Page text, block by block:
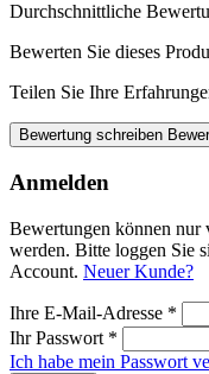
Durchschnittliche
Bewerten Sie dieses
Teilen Sie Ihre
Bewertung schreiben
Anmelden
Bewertungen können nur
werden. Bitte loggen Sie
Account. Neuer Kunde?
Ihre E-Mail-Adresse *
Ihr Passwort *
Ich habe mein Passwort